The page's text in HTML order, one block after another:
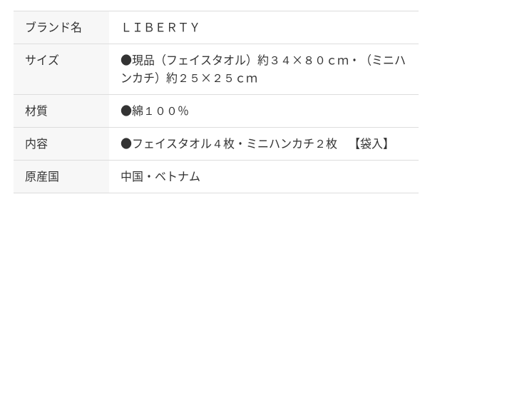
ブランド名 ＬＩＢＥＲＴＹ
サイズ
●現品（フェイスタオル）約３４×８０ｃｍ・（ミニハ
ンカチ）約２５×２５ｃｍ
材質 ●綿１００％
内容 ●フェイスタオル４枚・ミニハンカチ２枚 【袋入】
原産国 中国・ベトナム